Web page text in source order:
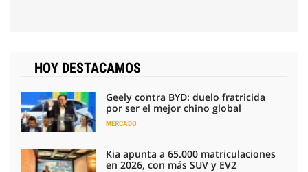
HOY DESTACAMOS
Geely contra BYD: duelo fratricida
por ser el mejor chino global
MERCADO
Kia apunta a 65.000 matriculaciones
en 2026, con más SUV y EV2